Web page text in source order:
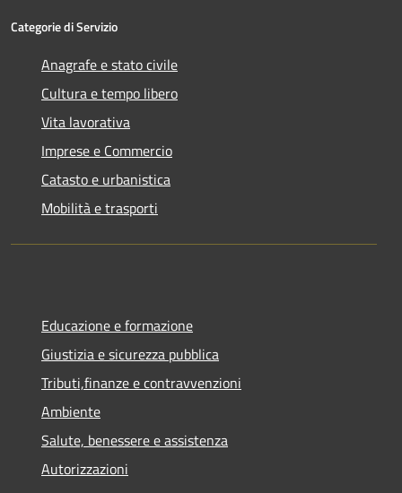
Categorie di Servizio
Anagrafe e stato civile
Cultura e tempo libero
Vita lavorativa
Imprese e Commercio
Catasto e urbanistica
Mobilità e trasporti
Educazione e formazione
Giustizia e sicurezza pubblica
Tributi,finanze e contravvenzioni
Ambiente
Salute, benessere e assistenza
Autorizzazioni